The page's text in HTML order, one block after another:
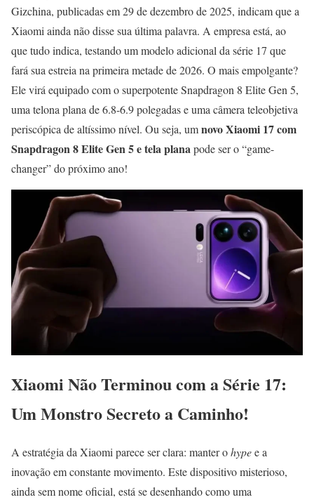
Gizchina, publicadas em 29 de dezembro de 2025, indicam que a
Xiaomi ainda não disse sua última palavra. A empresa está, ao
que tudo indica, testando um modelo adicional da série 17 que
fará sua estreia na primeira metade de 2026. O mais empolgante?
Ele virá equipado com o superpotente Snapdragon 8 Elite Gen 5,
uma telona plana de 6.8-6.9 polegadas e uma câmera teleobjetiva
periscópica de altíssimo nível. Ou seja, umnovo Xiaomi 17 com
Snapdragon 8 Elite Gen 5 e tela planapode ser o “game-
changer” do próximo ano!
Xiaomi Não Terminou com a Série 17:
Um Monstro Secreto a Caminho!
A estratégia da Xiaomi parece ser clara: manter ohypee a
inovação em constante movimento. Este dispositivo misterioso,
ainda sem nome oficial, está se desenhando como uma